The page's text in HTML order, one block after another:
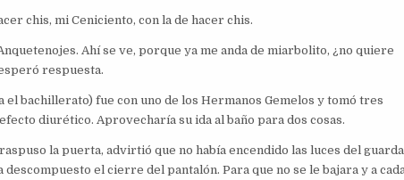
chis, mi Ceniciento, con la de hacer chis.
Ahí se ve, porque ya me anda de miarbolito, ¿no quiere
respuesta.
el bachillerato) fue con uno de los Hermanos Gemelos y tomó tres
diurético. Aprovecharía su ida al baño para dos cosas.
la puerta, advirtió que no había encendido las luces del
el cierre del pantalón. Para que no se le bajara y a